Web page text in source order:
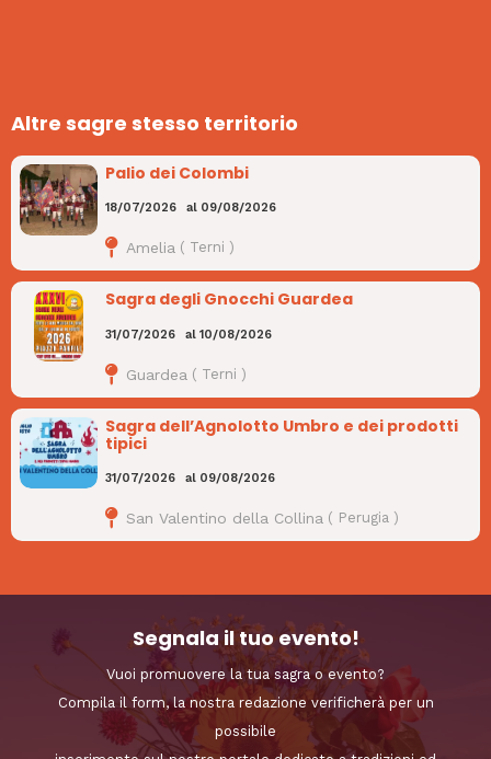
Altre sagre stesso territorio
Palio dei Colombi
18/07/2026 al 09/08/2026
Amelia ( Terni )
Sagra degli Gnocchi Guardea
31/07/2026 al 10/08/2026
Guardea ( Terni )
Sagra dell’Agnolotto Umbro e dei prodotti
tipici
31/07/2026 al 09/08/2026
San Valentino della Collina ( Perugia)
Segnala il tuo evento!
Vuoi promuovere la tua sagra o evento?
Compila il form, la nostra redazione verificherà per un
possibile